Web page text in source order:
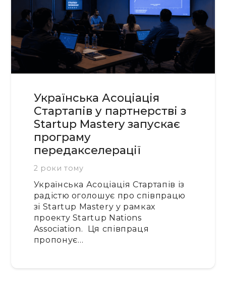
Українська Асоціація
Стартапів у партнерстві з
Startup Mastery запускає
програму
передакселерації
2 роки тому
Українська Асоціація Стартапів із
радістю оголошує про співпрацю
зі Startup Mastery у рамках
проекту Startup Nations
Association. Ця співпраця
пропонує…